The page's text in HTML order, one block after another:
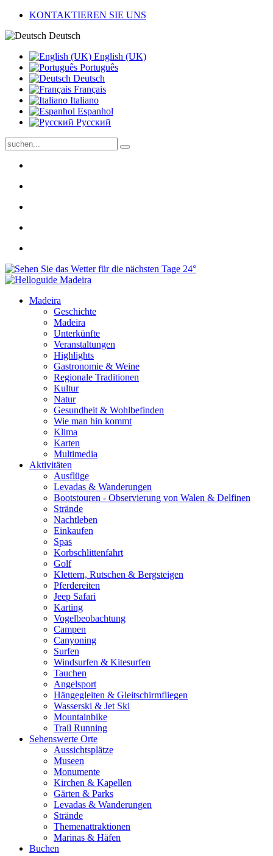
KONTAKTIEREN SIE UNS
Deutsch
English (UK)
Português
Deutsch
Français
Italiano
Espanhol
Pусский
24°
Madeira
Geschichte
Madeira
Unterkünfte
Veranstaltungen
Highlights
Gastronomie & Weine
Regionale Traditionen
Kultur
Natur
Gesundheit & Wohlbefinden
Wie man hin kommt
Klima
Karten
Multimedia
Aktivitäten
Ausflüge
Levadas & Wanderungen
Bootstouren - Observierung von Walen & Delfinen
Strände
Nachtleben
Einkaufen
Spas
Korbschlittenfahrt
Golf
Klettern, Rutschen & Bergsteigen
Pferdereiten
Jeep Safari
Karting
Vogelbeobachtung
Campen
Canyoning
Surfen
Windsurfen & Kitesurfen
Tauchen
Angelsport
Hängegleiten & Gleitschirmfliegen
Wasserski & Jet Ski
Mountainbike
Trail Running
Sehenswerte Orte
Aussichtsplätze
Museen
Monumente
Kirchen & Kapellen
Gärten & Parks
Levadas & Wanderungen
Strände
Themenattraktionen
Marinas & Häfen
Buchen